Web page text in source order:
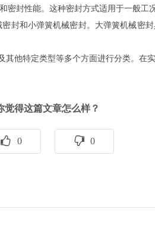
封性能。这种密封方式适用于一般工
和小弹簧机械密封。大弹簧机械密
他特定类型等多个方面进行分类。
觉得这篇文章怎么样？
0 0